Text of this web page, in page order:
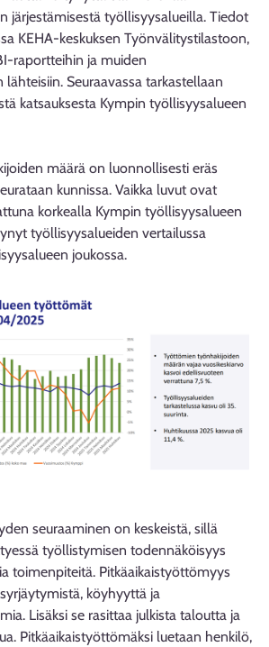
järjestämisestä työllisyysalueilla. Tiedot
KEHA-keskuksen Työnvälitystilastoon,
raportteihin ja muiden
Seuraavassa tarkastellaan
katsauksesta Kympin työllisyysalueen
määrä on luonnollisesti eräs
kunnissa. Vaikka luvut ovat
korkealla Kympin työllisyysalueen
työllisyysalueiden vertailussa
joukossa.
seuraaminen on keskeistä, sillä
työllistymisen todennäköisyys
toimenpiteitä. Pitkäaikaistyöttömyys
köyhyyttä ja
Lisäksi se rasittaa julkista taloutta ja
Pitkäaikaistyöttömäksi luetaan henkilö,